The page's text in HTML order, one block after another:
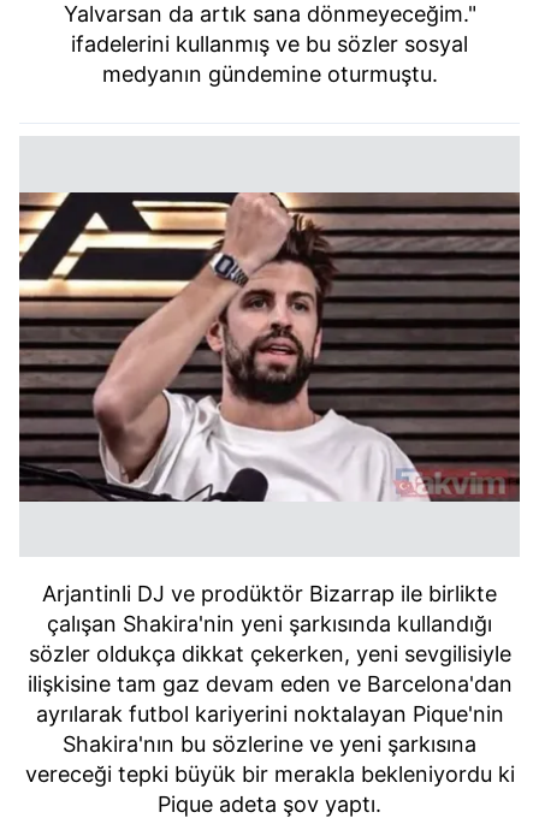
Yalvarsan da artık sana dönmeyeceğim."
ifadelerini kullanmış ve bu sözler sosyal
medyanın gündemine oturmuştu.
Arjantinli DJ ve prodüktör Bizarrap ile birlikte
çalışan Shakira'nin yeni şarkısında kullandığı
sözler oldukça dikkat çekerken, yeni sevgilisiyle
ilişkisine tam gaz devam eden ve Barcelona'dan
ayrılarak futbol kariyerini noktalayan Pique'nin
Shakira'nın bu sözlerine ve yeni şarkısına
vereceği tepki büyük bir merakla bekleniyordu ki
Pique adeta şov yaptı.